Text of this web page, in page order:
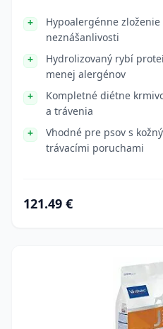
Hypoalergénne
neznášanlivosti
Hydrolizovaný rybí
menej alergénov
Kompletné diétne
a trávenia
Vhodné pre psov s
trávacími poruchami
121.49 €